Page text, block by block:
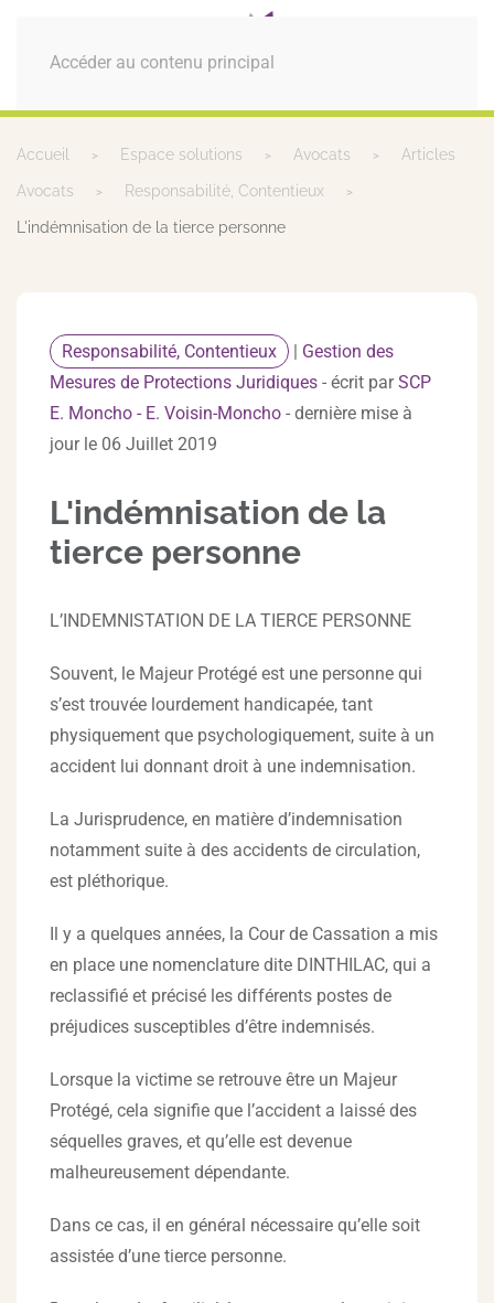
Accéder au contenu principal
MENU
Accueil Espace solutions Avocats Articles
Avocats Responsabilité, Contentieux
L'indémnisation de la tierce personne
Responsabilité, Contentieux | Gestion des
Mesures de Protections Juridiques - écrit parSCP
E. Moncho - E. Voisin-Moncho - dernière mise à
jour le 06 Juillet 2019
L'indémnisation de la
tierce personne
L’INDEMNISTATION DE LA TIERCE PERSONNE
Souvent, le Majeur Protégé est une personne qui
s’est trouvée lourdement handicapée, tant
physiquement que psychologiquement, suite à un
accident lui donnant droit à une indemnisation.
La Jurisprudence, en matière d’indemnisation
notamment suite à des accidents de circulation,
est pléthorique.
Il y a quelques années, la Cour de Cassation a mis
en place une nomenclature dite DINTHILAC, qui a
reclassifié et précisé les différents postes de
préjudices susceptibles d’être indemnisés.
Lorsque la victime se retrouve être un Majeur
Protégé, cela signifie que l’accident a laissé des
séquelles graves, et qu’elle est devenue
malheureusement dépendante.
Dans ce cas, il en général nécessaire qu’elle soit
assistée d’une tierce personne.